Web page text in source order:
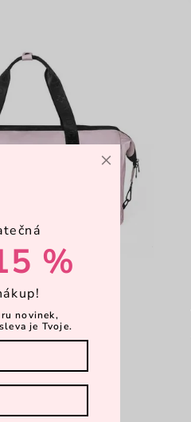
taška
×
%
novinek,
je Tvoje.